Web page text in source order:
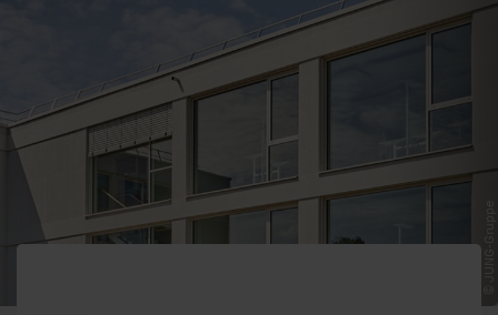
UNTERNEHMEN
JOBS
CO-WORKING & MEETINGRÄUME
ERF BESUCHEN © JUNG-Gruppe